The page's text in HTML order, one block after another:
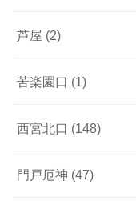
芦屋 (2)
苦楽園口 (1)
西宮北口 (148)
門戸厄神 (47)